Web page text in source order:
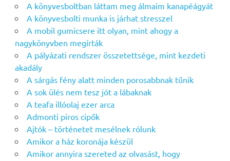
A könyvesboltban láttam meg álmaim kanapéágyát
A könyvesbolti munka is járhat stresszel
A mobil gumicsere itt olyan, mint ahogy a
nagykönyvben megírták
A pályázati rendszer összetettsége, mint kezdeti
akadály
A sárgás fény alatt minden porosabbnak tűnik
A sok ülés nem tesz jót a lábaknak
A teafa illóolaj ezer arca
Admonti piros cipők
Ajtók – történetet mesélnek rólunk
Amikor a ház koronája készül
Amikor annyira szereted az olvasást, hogy